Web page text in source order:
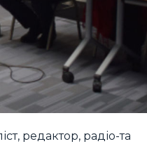
редактор, радіо-та